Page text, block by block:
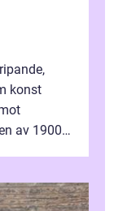
konst
av 1900-